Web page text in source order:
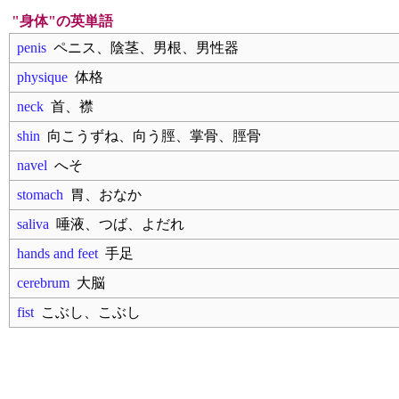
"身体"の英単語
penis ペニス、陰茎、男根、男性器
physique 体格
neck 首、襟
shin 向こうずね、向う脛、掌骨、脛骨
navel へそ
stomach 胃、おなか
saliva 唾液、つば、よだれ
hands and feet 手足
cerebrum 大脳
fist こぶし、こぶし